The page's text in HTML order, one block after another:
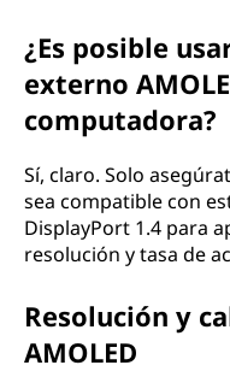
¿Es posible
externo
computadora?
Sí, claro. Solo
sea compatible con
DisplayPort 1.4 para
resolución y tasa de
Resolución y
AMOLED